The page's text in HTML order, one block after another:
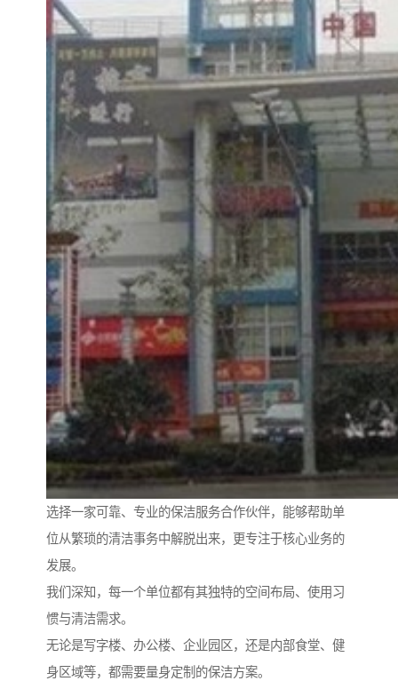
选择一家可靠、专业的保洁服务合作伙伴，能够帮助单
位从繁琐的清洁事务中解脱出来，更专注于核心业务的
发展。
我们深知，每一个单位都有其独特的空间布局、使用习
惯与清洁需求。
无论是写字楼、办公楼、企业园区，还是内部食堂、健
身区域等，都需要量身定制的保洁方案。